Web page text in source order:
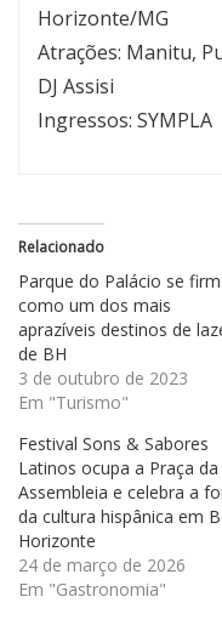
Horizonte/MG
Atrações: Manitu,
DJ Assisi
Ingressos: SYMPLA
Relacionado
Parque do Palácio se
como um dos mais
aprazíveis destinos de
de BH
3 de outubro de 2023
Em "Turismo"
Festival Sons & Sabores
Latinos ocupa a Praça da
Assembleia e celebra a
da cultura hispânica em
Horizonte
24 de março de 2026
Em "Gastronomia"